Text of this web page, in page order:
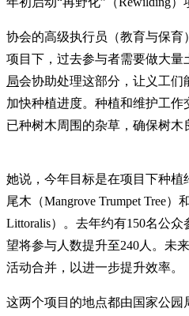
协会的高级执行员（教育与保
项目下，过去参与者需要做大量
局会协助处理这部分，让义工
加快种植进度。种植和维护工
已种树木周围的杂草，确保树木
她说，今年目标是在项目下种植
尾木（Mangrove Trumpet Tree）
Littoralis）。去年约有150名公
望将参与人数提升至240人。未
活动合并，以进一步提升效率。
这两个项目的地点都由国家公